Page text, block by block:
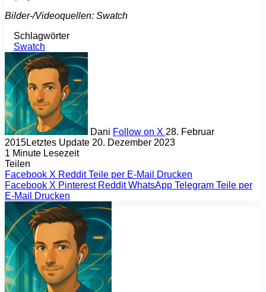
Bilder-/Videoquellen: Swatch
Schlagwörter
Swatch
Dani Follow on X 28. Februar
2015Letztes Update 20. Dezember 2023
1 Minute Lesezeit
Teilen
Facebook X Reddit Teile per E-Mail
Drucken
Facebook X Pinterest Reddit WhatsApp Telegram Teile per
E-Mail
Drucken